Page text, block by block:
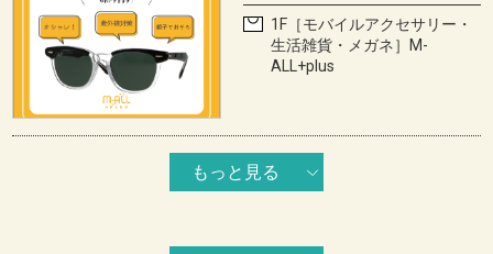
1F［モバイルアクセサリー・
生活雑貨・メガネ］M-
ALL+plus
もっと見る